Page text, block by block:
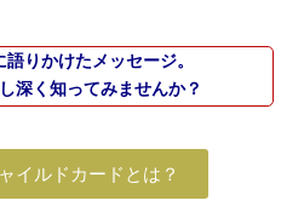
りかけたメッセージ。
深く知ってみませんか？
イルドカードとは？